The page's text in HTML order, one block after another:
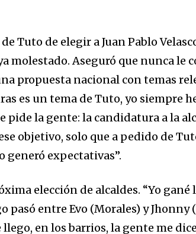
Tuto de elegir a Juan Pablo
molestado. Aseguró que nunca le
propuesta nacional con temas
es un tema de Tuto, yo siempre
pide la gente: la candidatura a la
objetivo, solo que a pedido de
generó expectativas”.
elección de alcaldes. “Yo gané
pasó entre Evo (Morales) y Jhonny
en los barrios, la gente me